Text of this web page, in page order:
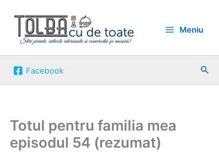
content
Meniu
Facebook
Totul pentru familia mea
episodul 54 (rezumat)